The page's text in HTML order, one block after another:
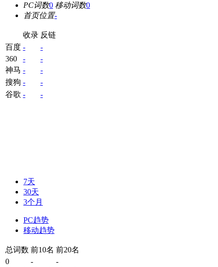
PC词数0 移动词数0
首页位置-
收录 反链
百度 -
-
360
-
-
神马 -
-
搜狗 -
-
谷歌 - -
7天
30天
3个月
PC趋势
移动趋势
总词数 前10名 前20名
0
-
-